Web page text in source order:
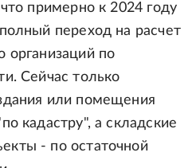
примерно к 2024 году
переход на расчет
организаций по
Сейчас только
или помещения
кадастру", а складские
- по остаточной